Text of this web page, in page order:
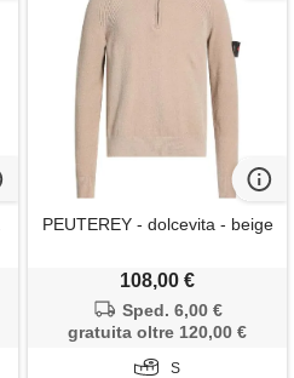
PEUTEREY - dolcevita - beige
108,00 €
Sped. 6,00 €
gratuita oltre 120,00 €
S